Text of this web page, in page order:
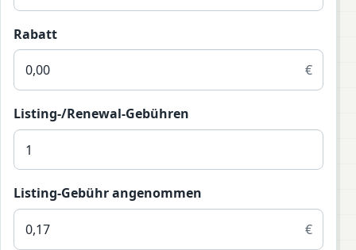
Rabatt
€
Listing-/Renewal-Gebühren
Listing-Gebühr angenommen
€